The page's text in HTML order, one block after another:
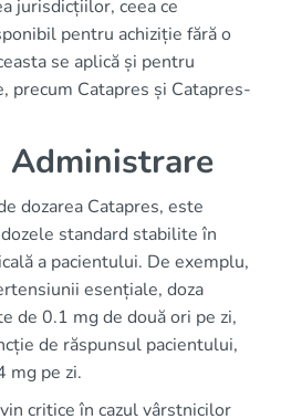
jurisdicțiilor, ceea ce
pentru achiziție fără o
se aplică și pentru
precum Catapres și Catapres-
Administrare
dozarea Catapres, este
standard stabilite în
a pacientului. De exemplu,
esențiale, doza
de 0.1 mg de două ori pe zi,
de răspunsul pacientului,
mg pe zi.
critice în cazul vârstnicilor